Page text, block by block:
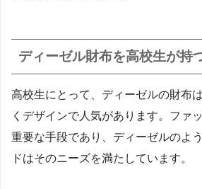
ディーゼル財布を高校生が持
高校生にとって、ディーゼルの財布
くデザインで人気があります。ファ
重要な手段であり、ディーゼルのよ
ドはそのニーズを満たしています。